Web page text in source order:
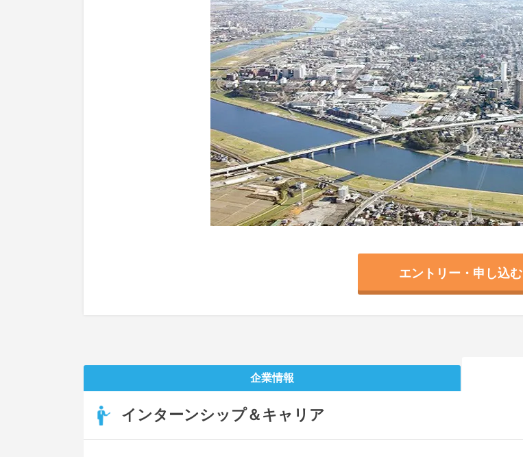
エントリー・申し込む
企業情報
インターンシップ＆キャリア